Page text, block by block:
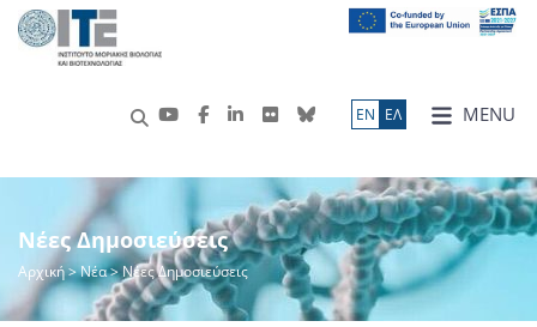
MENU
ΕN ΕΛ
Νέες Δημοσιεύσεις
Αρχική>Νέα> Νέες Δημοσιεύσεις